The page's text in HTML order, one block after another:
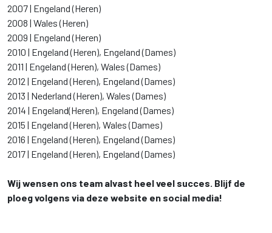
2007 | Engeland (Heren)
2008 | Wales (Heren)
2009 | Engeland (Heren)
2010 | Engeland (Heren), Engeland (Dames)
2011 | Engeland (Heren), Wales (Dames)
2012 | Engeland (Heren), Engeland (Dames)
2013 | Nederland (Heren), Wales (Dames)
2014 | Engeland(Heren), Engeland (Dames)
2015 | Engeland (Heren), Wales (Dames)
2016 | Engeland (Heren), Engeland (Dames)
2017 | Engeland (Heren), Engeland (Dames)
Wij wensen ons team alvast heel veel succes. Blijf de
ploeg volgens via deze website en social media!